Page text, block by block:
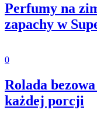
Perfumy na
zapachy w
0
Rolada
każdej porcji